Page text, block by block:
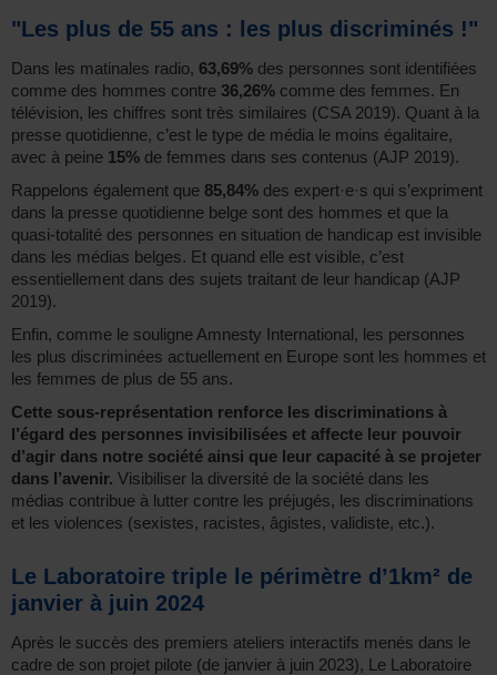
"Les plus de 55 ans : les plus discriminés !"
Dans les matinales radio, 63,69% des personnes sont identifiées
comme des hommes contre 36,26% comme des femmes. En
télévision, les chiffres sont très similaires (CSA 2019). Quant à la
presse quotidienne, c’est le type de média le moins égalitaire,
avec à peine 15% de femmes dans ses contenus (AJP 2019).
Rappelons également que 85,84% des expert·e·s qui s’expriment
dans la presse quotidienne belge sont des hommes et que la
quasi-totalité des personnes en situation de handicap est invisible
dans les médias belges. Et quand elle est visible, c’est
essentiellement dans des sujets traitant de leur handicap (AJP
2019).
Enfin, comme le souligne Amnesty International, les personnes
les plus discriminées actuellement en Europe sont les hommes et
les femmes de plus de 55 ans.
Cette sous-représentation renforce les discriminations à
l’égard des personnes invisibilisées et affecte leur pouvoir
d’agir dans notre société ainsi que leur capacité à se projeter
dans l’avenir. Visibiliser la diversité de la société dans les
médias contribue à lutter contre les préjugés, les discriminations
et les violences (sexistes, racistes, âgistes, validiste, etc.).
Le Laboratoire triple le périmètre d’1km² de
janvier à juin 2024
Après le succès des premiers ateliers interactifs menés dans le
cadre de son projet pilote (de janvier à juin 2023), Le Laboratoire